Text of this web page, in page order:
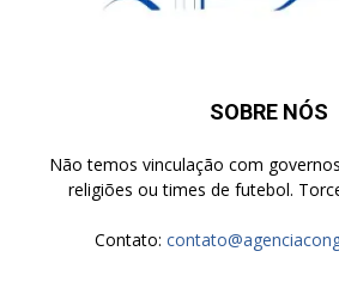
SOBRE NÓS
Não temos vinculação com
religiões ou times de futebol.
Contato: